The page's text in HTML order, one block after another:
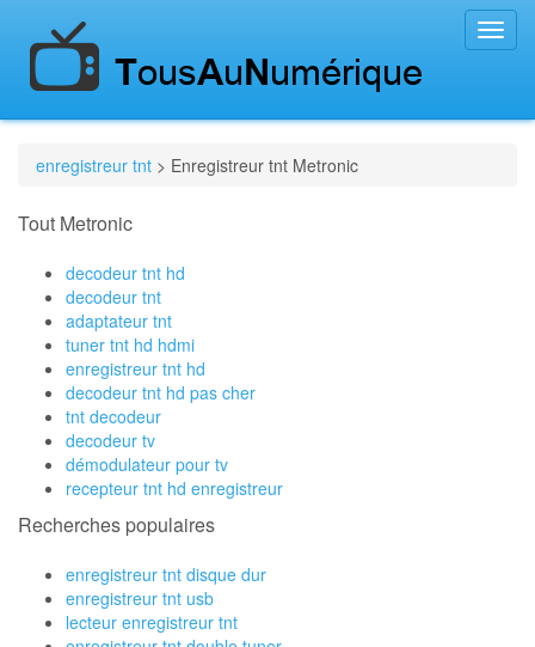
enregistreur tnt > Enregistreur tnt Metronic
Tout Metronic
decodeur tnt hd
decodeur tnt
adaptateur tnt
tuner tnt hd hdmi
enregistreur tnt hd
decodeur tnt hd pas cher
tnt decodeur
decodeur tv
démodulateur pour tv
recepteur tnt hd enregistreur
Recherches populaires
enregistreur tnt disque dur
enregistreur tnt usb
lecteur enregistreur tnt